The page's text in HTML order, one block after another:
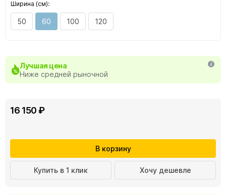
Ширина (см):
50 60 100 120
Лучшая цена
Ниже средней рыночной
16 150 ₽
В корзину
Купить в 1 клик Хочу дешевле